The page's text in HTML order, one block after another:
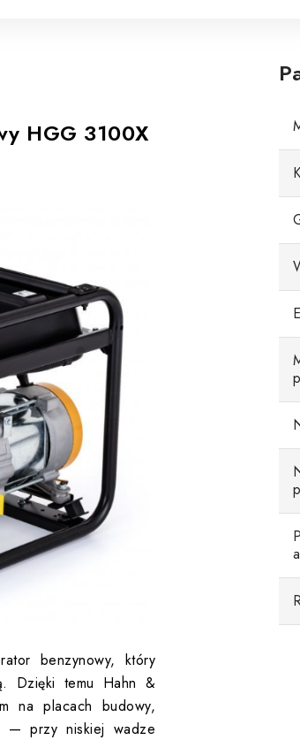
HGG 3100X
benzynowy, który
Dzięki temu Hahn &
na placach budowy,
— przy niskiej wadze